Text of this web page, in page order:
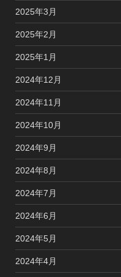
2025年3月
2025年2月
2025年1月
2024年12月
2024年11月
2024年10月
2024年9月
2024年8月
2024年7月
2024年6月
2024年5月
2024年4月